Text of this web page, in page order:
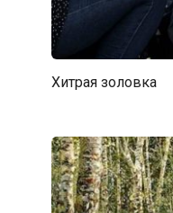
Хитрая золовка